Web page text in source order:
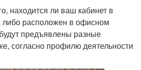
находится ли ваш кабинет в
расположен в офисном
предъявлены разные
согласно профилю деятельности